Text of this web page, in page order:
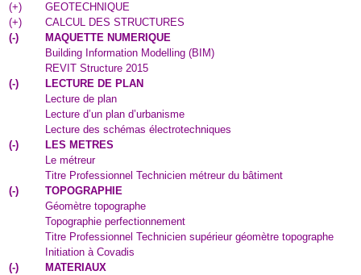
(+)
GEOTECHNIQUE
(+)
CALCUL DES STRUCTURES
(-)
MAQUETTE NUMERIQUE
Building Information Modelling (BIM)
REVIT Structure 2015
(-)
LECTURE DE PLAN
Lecture de plan
Lecture d’un plan d’urbanisme
Lecture des schémas électrotechniques
(-)
LES METRES
Le métreur
Titre Professionnel Technicien métreur du bâtiment
(-)
TOPOGRAPHIE
Géomètre topographe
Topographie perfectionnement
Titre Professionnel Technicien supérieur géomètre topographe
Initiation à Covadis
(-) MATERIAUX